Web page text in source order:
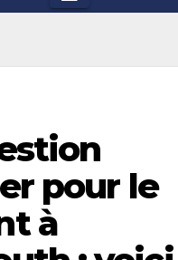
pour le
à